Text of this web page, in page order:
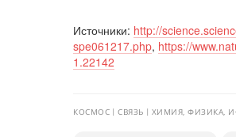
Источники: http://
spe061217.php, https://
1.22142
КОСМОС СВЯЗЬ ХИМИЯ, ФИЗИКА,